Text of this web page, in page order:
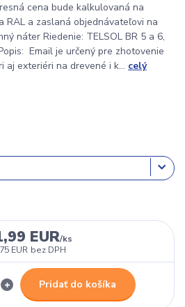
cena bude kalkulovaná na
RAL a zaslaná objednávateľovi na
náter Riedenie: TELSOL BR 5 a 6,
Email je určený pre zhotovenie
aj exteriéri na drevené i k... celý
EUR/ks
EUR bez DPH
Pridať do košíka